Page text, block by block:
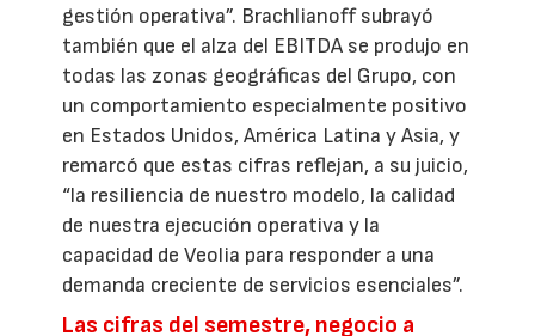
gestión operativa”. Brachlianoff subrayó
también que el alza del EBITDA se produjo en
todas las zonas geográficas del Grupo, con
un comportamiento especialmente positivo
en Estados Unidos, América Latina y Asia, y
remarcó que estas cifras reflejan, a su juicio,
“la resiliencia de nuestro modelo, la calidad
de nuestra ejecución operativa y la
capacidad de Veolia para responder a una
demanda creciente de servicios esenciales”.
Las cifras del semestre, negocio a